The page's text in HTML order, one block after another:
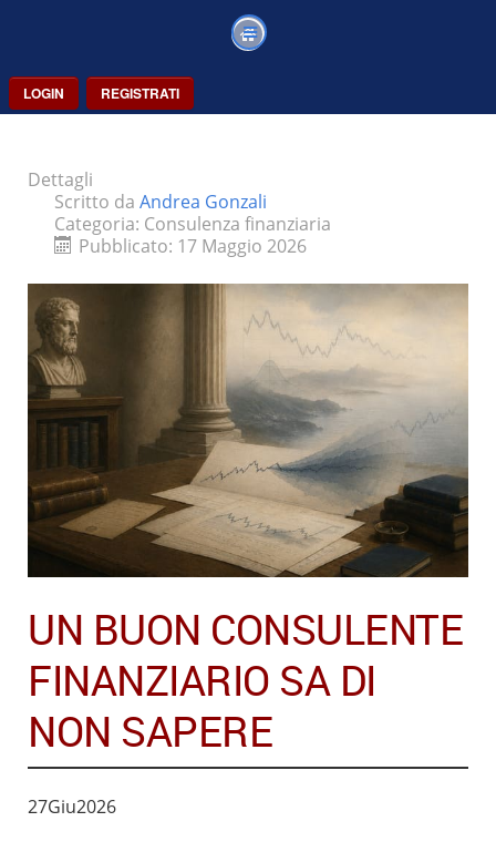
LOGIN REGISTRATI
Dettagli
Scritto da Andrea Gonzali
Categoria: Consulenza finanziaria
Pubblicato: 17 Maggio 2026
UN BUON CONSULENTE
FINANZIARIO SA DI
NON SAPERE
27Giu2026